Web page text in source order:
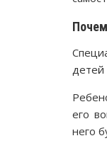
детей
его
него